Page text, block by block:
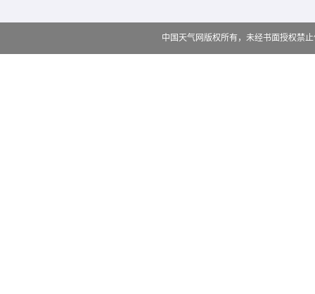
中国天气网版权所有，未经书面授权